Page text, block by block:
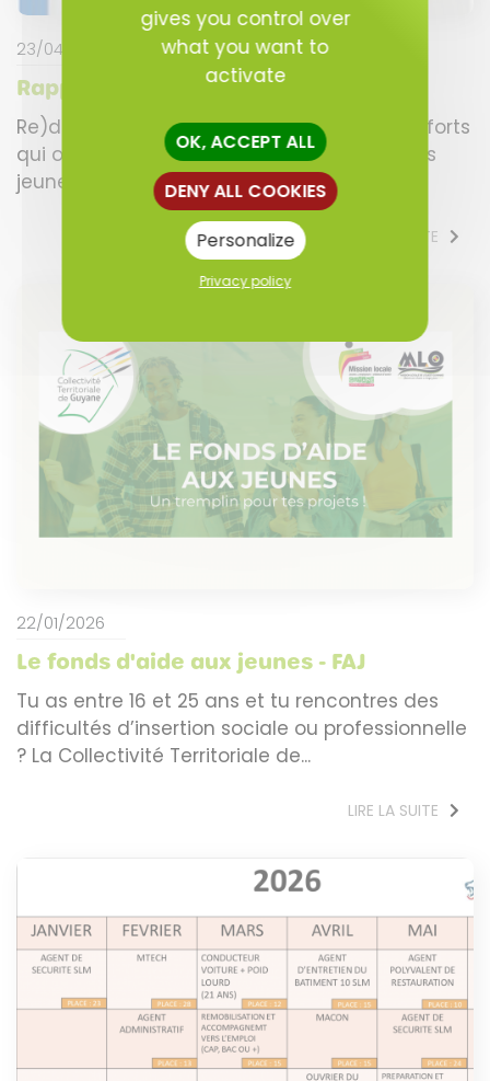
23/04/2026
Rapport d'activité 2023
Re)découvrez les actions, projets et temps forts
qui ont marqué l’année 2023 au service des
jeunes de notre territoire. Ce...
LIRE LA SUITE
22/01/2026
Le fonds d'aide aux jeunes - FAJ
Tu as entre 16 et 25 ans et tu rencontres des
difficultés d’insertion sociale ou professionnelle
? La Collectivité Territoriale de...
LIRE LA SUITE
gives you control over
what you want to
activate
OK, ACCEPT ALL
DENY ALL COOKIES
Personalize
Privacy policy